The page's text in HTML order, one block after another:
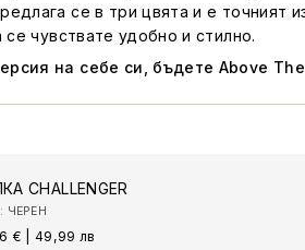
се в три цвята и e точният
се чувствате удобно и стилно.
на себе си, бъдете Above
CHALLENGER
ЧЕРЕН
€ 49,99 лв